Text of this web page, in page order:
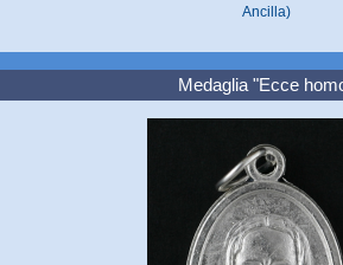
Ancilla)
Medaglia "Ecce